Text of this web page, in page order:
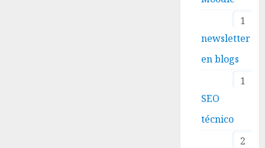
1
newsletter
en blogs
1
SEO
técnico
2